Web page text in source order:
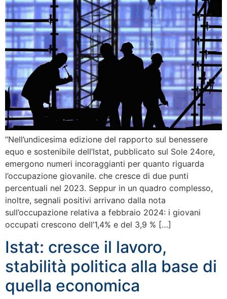
“Nell’undicesima edizione del rapporto sul benessere
equo e sostenibile dell’Istat, pubblicato sul Sole 24ore,
emergono numeri incoraggianti per quanto riguarda
l’occupazione giovanile. che cresce di due punti
percentuali nel 2023. Seppur in un quadro complesso,
inoltre, segnali positivi arrivano dalla nota
sull’occupazione relativa a febbraio 2024: i giovani
occupati crescono dell’1,4% e del 3,9 % […]
Istat: cresce il lavoro,
stabilità politica alla base di
quella economica